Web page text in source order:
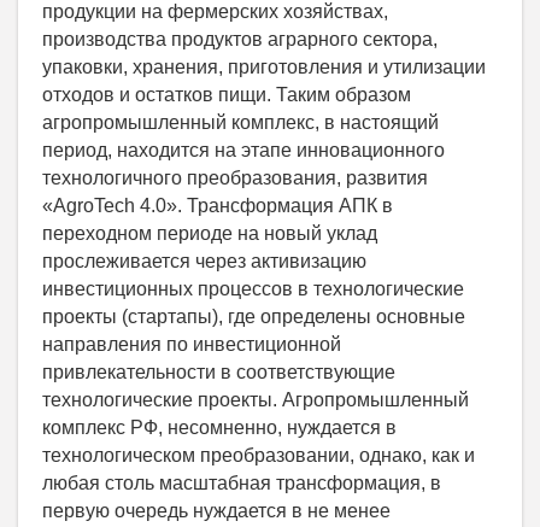
продукции на фермерских хозяйствах,
производства продуктов аграрного сектора,
упаковки, хранения, приготовления и утилизации
отходов и остатков пищи. Таким образом
агропромышленный комплекс, в настоящий
период, находится на этапе инновационного
технологичного преобразования, развития
«AgroTech 4.0». Трансформация АПК в
переходном периоде на новый уклад
прослеживается через активизацию
инвестиционных процессов в технологические
проекты (стартапы), где определены основные
направления по инвестиционной
привлекательности в соответствующие
технологические проекты. Агропромышленный
комплекс РФ, несомненно, нуждается в
технологическом преобразовании, однако, как и
любая столь масштабная трансформация, в
первую очередь нуждается в не менее